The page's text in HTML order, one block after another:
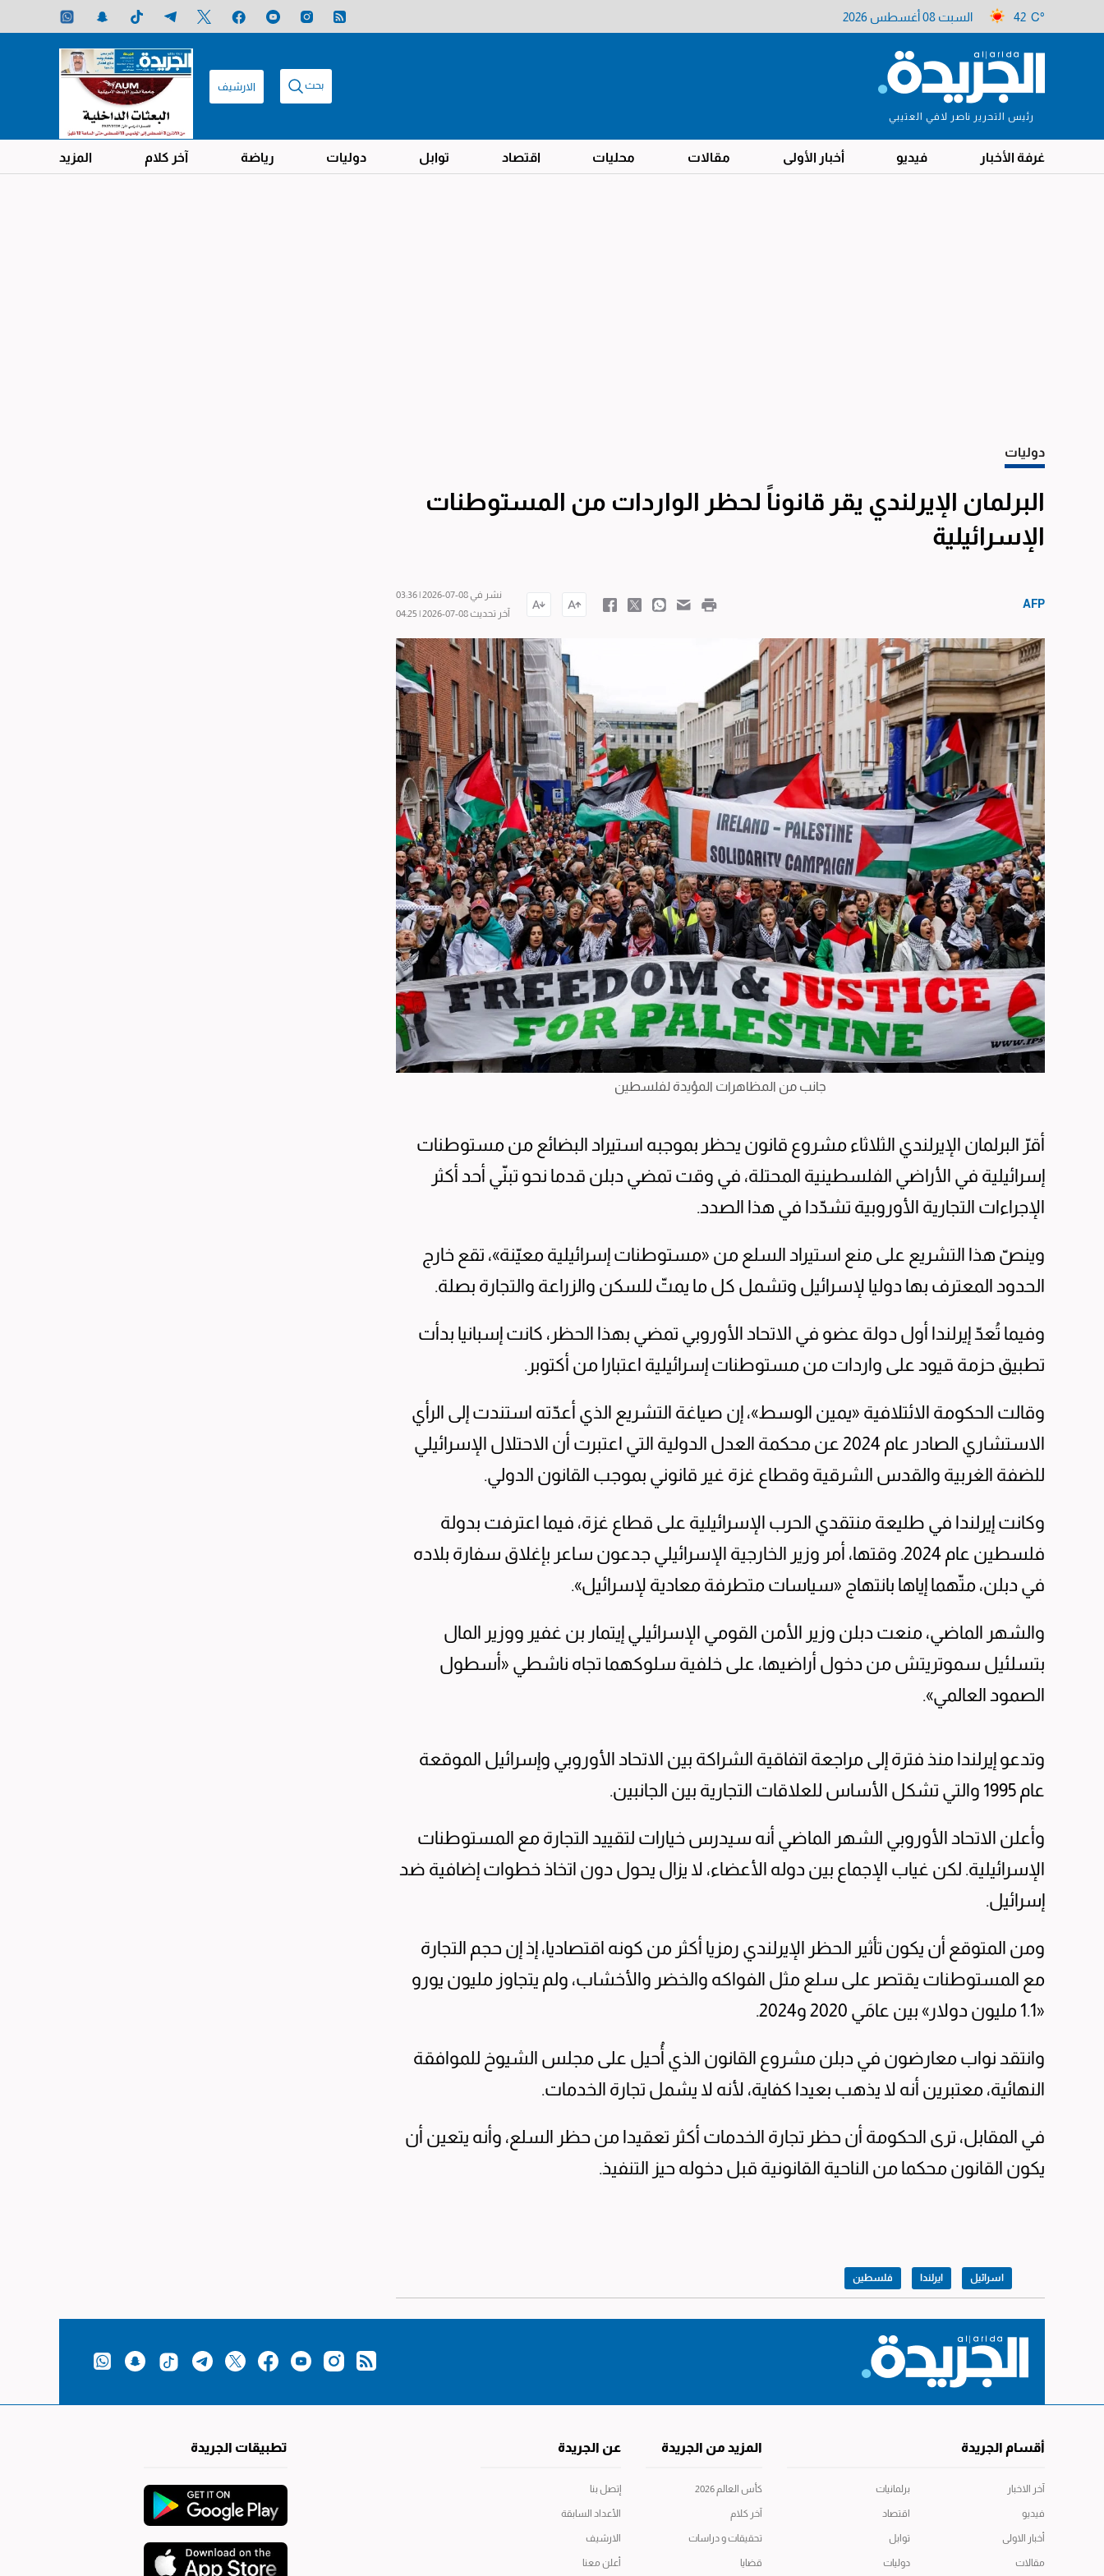
42 C° السبت 08 أغسطس 2026
رئيس التحرير ناصر لافي العتيبي
بحث الارشيف
غرفة الأخبار فيديو أخبار الأولى مقالات محليات اقتصاد توابل دوليات رياضة آخر كلام المزيد
دوليات
البرلمان الإيرلندي يقر قانوناً لحظر الواردات من المستوطنات
الإسرائيلية
AFP
نشر في 08-07-2026 | 03:36
آخر تحديث 08-07-2026 | 04:25
جانب من المظاهرات المؤيدة لفلسطين
أقرّ البرلمان الإيرلندي الثلاثاء مشروع قانون يحظر بموجبه استيراد البضائع من مستوطنات
إسرائيلية في الأراضي الفلسطينية المحتلة، في وقت تمضي دبلن قدما نحو تبنّي أحد أكثر
الإجراءات التجارية الأوروبية تشدّدا في هذا الصدد.
وينصّ هذا التشريع على منع استيراد السلع من «مستوطنات إسرائيلية معيّنة»، تقع خارج
الحدود المعترف بها دوليا لإسرائيل وتشمل كل ما يمتّ للسكن والزراعة والتجارة بصلة.
وفيما تُعدّ إيرلندا أول دولة عضو في الاتحاد الأوروبي تمضي بهذا الحظر، كانت إسبانيا بدأت
تطبيق حزمة قيود على واردات من مستوطنات إسرائيلية اعتبارا من أكتوبر.
وقالت الحكومة الائتلافية «يمين الوسط»، إن صياغة التشريع الذي أعدّته استندت إلى الرأي
الاستشاري الصادر عام 2024 عن محكمة العدل الدولية التي اعتبرت أن الاحتلال الإسرائيلي
للضفة الغربية والقدس الشرقية وقطاع غزة غير قانوني بموجب القانون الدولي.
وكانت إيرلندا في طليعة منتقدي الحرب الإسرائيلية على قطاع غزة، فيما اعترفت بدولة
فلسطين عام 2024. وقتها، أمر وزير الخارجية الإسرائيلي جدعون ساعر بإغلاق سفارة بلاده
في دبلن، متّهما إياها بانتهاج «سياسات متطرفة معادية لإسرائيل».
والشهر الماضي، منعت دبلن وزير الأمن القومي الإسرائيلي إيتمار بن غفير ووزير المال
بتسلئيل سموتريتش من دخول أراضيها، على خلفية سلوكهما تجاه ناشطي «أسطول
الصمود العالمي».
وتدعو إيرلندا منذ فترة إلى مراجعة اتفاقية الشراكة بين الاتحاد الأوروبي وإسرائيل الموقعة
عام 1995 والتي تشكل الأساس للعلاقات التجارية بين الجانبين.
وأعلن الاتحاد الأوروبي الشهر الماضي أنه سيدرس خيارات لتقييد التجارة مع المستوطنات
الإسرائيلية. لكن غياب الإجماع بين دوله الأعضاء، لا يزال يحول دون اتخاذ خطوات إضافية ضد
إسرائيل.
ومن المتوقع أن يكون تأثير الحظر الإيرلندي رمزيا أكثر من كونه اقتصاديا، إذ إن حجم التجارة
مع المستوطنات يقتصر على سلع مثل الفواكه والخضر والأخشاب، ولم يتجاوز مليون يورو
«1.1 مليون دولار» بين عامَي 2020 و2024.
وانتقد نواب معارضون في دبلن مشروع القانون الذي أُحيل على مجلس الشيوخ للموافقة
النهائية، معتبرين أنه لا يذهب بعيدا كفاية، لأنه لا يشمل تجارة الخدمات.
في المقابل، ترى الحكومة أن حظر تجارة الخدمات أكثر تعقيدا من حظر السلع، وأنه يتعين أن
يكون القانون محكما من الناحية القانونية قبل دخوله حيز التنفيذ.
اسرائيل ايرلندا فلسطين
أقسام الجريدة
آخر الاخبار
فيديو
أخبار الاولى
مقالات
برلمانيات
اقتصاد
توابل
دوليات
المزيد من الجريدة
كأس العالم 2026
آخر كلام
تحقيقات و دراسات
قضايا
عن الجريدة
إتصل بنا
الأعداد السابقة
الارشيف
أعلن معنا
تطبيقات الجريدة